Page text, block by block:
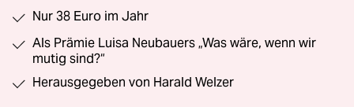
Nur 38 Euro im Jahr
Als Prämie Luisa Neubauers „Was wäre, wenn wir
mutig sind?“
Herausgegeben von Harald Welzer